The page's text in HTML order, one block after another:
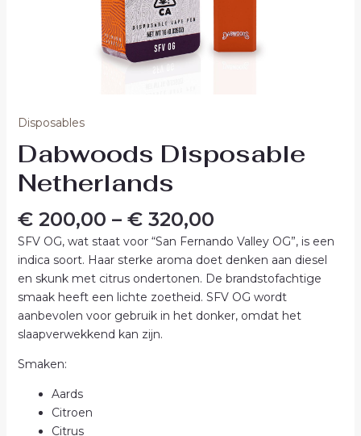
Disposables
Dabwoods Disposable
Netherlands
€200,00 – €320,00
SFV OG, wat staat voor “San Fernando Valley OG”, is een
indica soort. Haar sterke aroma doet denken aan diesel
en skunk met citrus ondertonen. De brandstofachtige
smaak heeft een lichte zoetheid. SFV OG wordt
aanbevolen voor gebruik in het donker, omdat het
slaapverwekkend kan zijn.
Smaken:
Aards
Citroen
Citrus